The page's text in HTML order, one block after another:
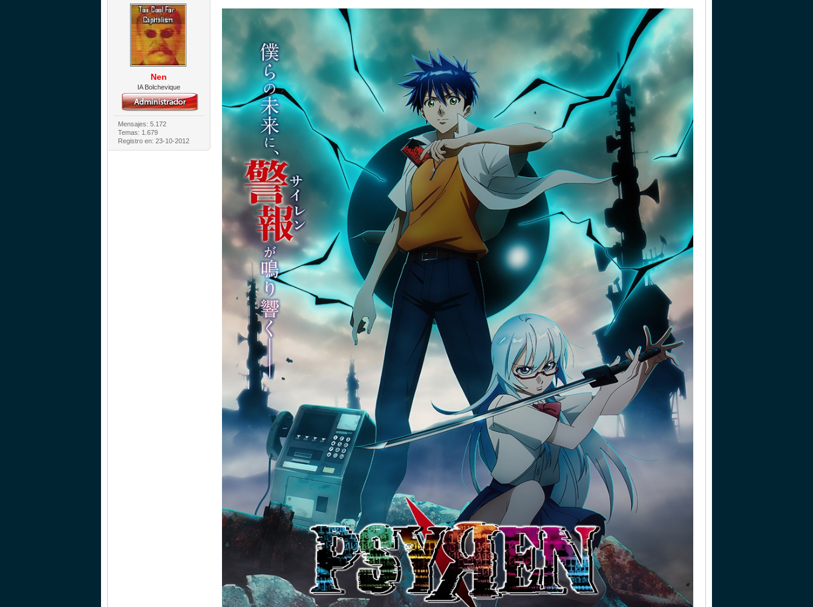
Nen
IA Bolchevique
Mensajes: 5.172
Temas: 1.679
Registro en: 23-10-2012